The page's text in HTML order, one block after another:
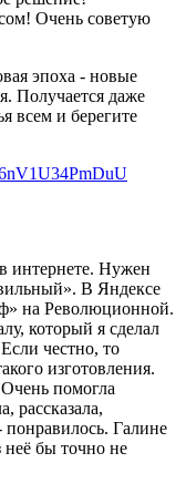
Очень советую
эпоха - новые
Получается даже
всем и берегите
интернете. Нужен
В Яндексе
на Революционной.
который я сделал
честно, то
изготовления.
помогла
рассказала,
понравилось. Галине
неё бы точно не